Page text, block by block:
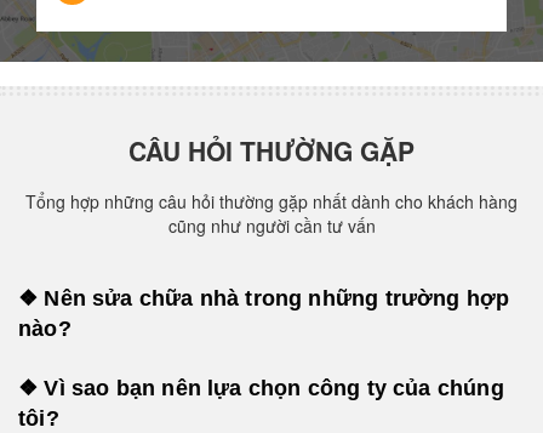
CÂU HỎI THƯỜNG GẶP
Tổng hợp những câu hỏi thường gặp nhất dành cho khách hàng
cũng như người cần tư vấn
❖ Nên sửa chữa nhà trong những trường hợp
nào?
❖ Vì sao bạn nên lựa chọn công ty của chúng
tôi?